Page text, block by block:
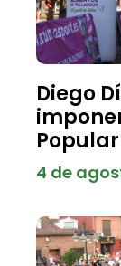
Diego
4 de